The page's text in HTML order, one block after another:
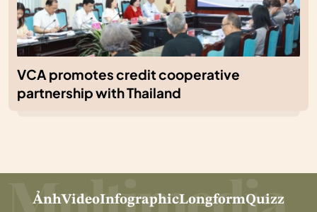
VCA promotes credit cooperative
partnership with Thailand
ẢnhVideoInfographicLongformQuizz